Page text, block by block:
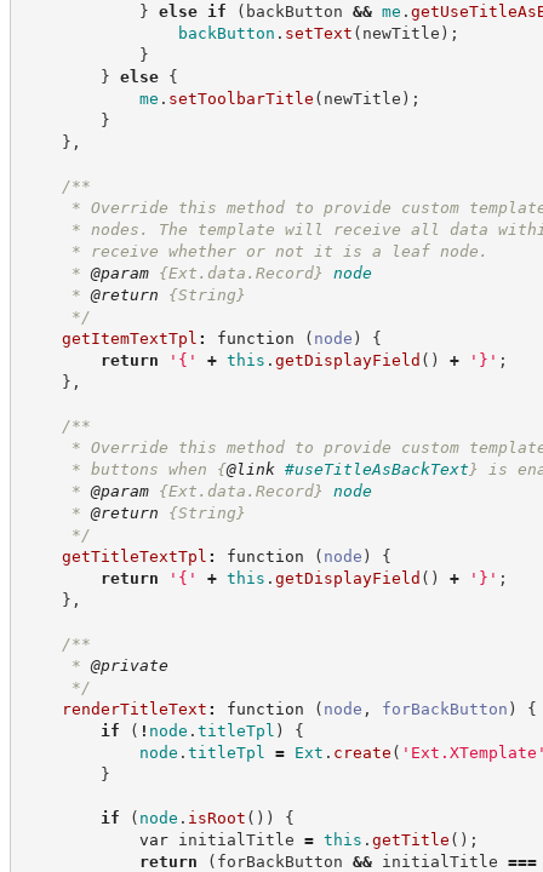
} else if ( backButton && me .
backButton . setText ( newTitle ) ;
}
} else
{
me . setToolbarTitle ( newTitle ) ;
}
} ,
/**
* Override this method to provide custom
* nodes. The template will receive all data
* receive whether or not it is a leaf node.
* @param {Ext.data.Record}
node
* @return
{String}
*/
getItemTextTpl : function ( node )
{
return
' { ' + this . getDisplayField ( ) + ' } ' ;
} ,
/**
* Override this method to provide custom
* buttons when {@link #useTitleAsBackText } is
* @param {Ext.data.Record}
node
* @return
{String}
*/
getTitleTextTpl : function ( node )
{
return
' { ' + this . getDisplayField ( ) + ' } ' ;
} ,
/**
* @private
*/
renderTitleText : function ( node , forBackButton )
{
if
( ! node . titleTpl )
{
node . titleTpl = Ext . create ( ' Ext.XTemplate
}
if ( node . isRoot ( ) )
{
var initialTitle = this . getTitle ( ) ;
return
( forBackButton && initialTitle ===